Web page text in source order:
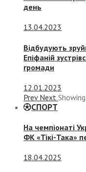
день
13.04.2023
Відбудують
Епіфаній
громади
12.01.2023
Prev Next Showing
СПОРТ
На чемпіонаті
ФК «Тікі-Така»
18.04.2025